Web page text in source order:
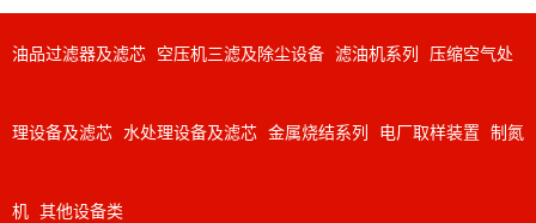
油品过滤器及滤芯 空压机三滤及除尘设备 滤油机系列 压缩空气处
理设备及滤芯 水处理设备及滤芯 金属烧结系列 电厂取样装置 制氮
机 其他设备类